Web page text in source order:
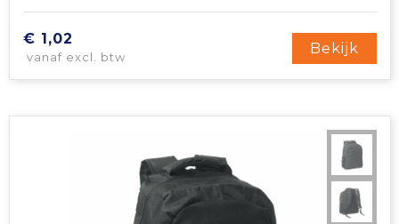
€ 1,02
vanaf excl. btw
Bekijk